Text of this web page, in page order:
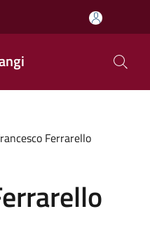
Ferrarello